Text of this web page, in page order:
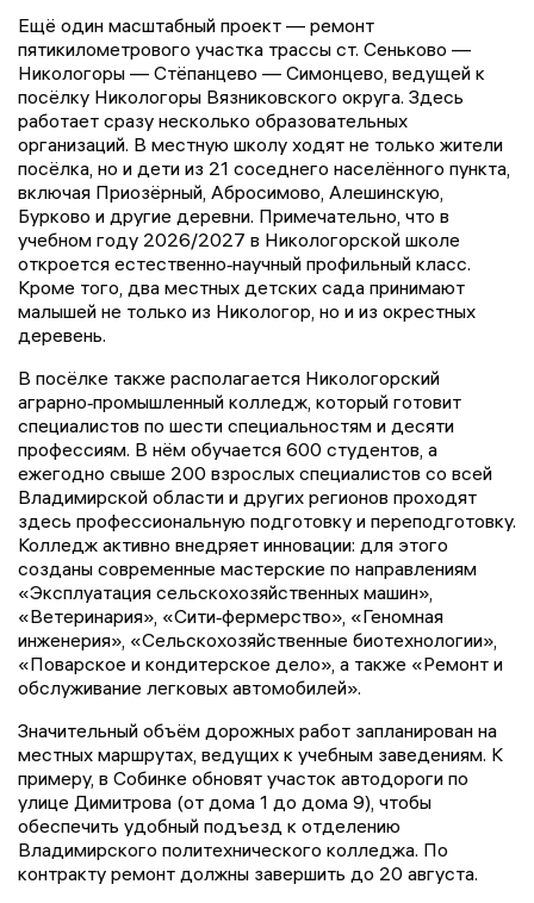
Ещё один масштабный проект — ремонт
пятикилометрового участка трассы ст. Сеньково —
Никологоры — Стёпанцево — Симонцево, ведущей к
посёлку Никологоры Вязниковского округа. Здесь
работает сразу несколько образовательных
организаций. В местную школу ходят не только жители
посёлка, но и дети из 21 соседнего населённого пункта,
включая Приозёрный, Абросимово, Алешинскую,
Бурково и другие деревни. Примечательно, что в
учебном году 2026/2027 в Никологорской школе
откроется естественно‑научный профильный класс.
Кроме того, два местных детских сада принимают
малышей не только из Никологор, но и из окрестных
деревень.
В посёлке также располагается Никологорский
аграрно‑промышленный колледж, который готовит
специалистов по шести специальностям и десяти
профессиям. В нём обучается 600 студентов, а
ежегодно свыше 200 взрослых специалистов со всей
Владимирской области и других регионов проходят
здесь профессиональную подготовку и переподготовку.
Колледж активно внедряет инновации: для этого
созданы современные мастерские по направлениям
«Эксплуатация сельскохозяйственных машин»,
«Ветеринария», «Сити‑фермерство», «Геномная
инженерия», «Сельскохозяйственные биотехнологии»,
«Поварское и кондитерское дело», а также «Ремонт и
обслуживание легковых автомобилей».
Значительный объём дорожных работ запланирован на
местных маршрутах, ведущих к учебным заведениям. К
примеру, в Собинке обновят участок автодороги по
улице Димитрова (от дома 1 до дома 9), чтобы
обеспечить удобный подъезд к отделению
Владимирского политехнического колледжа. По
контракту ремонт должны завершить до 20 августа.